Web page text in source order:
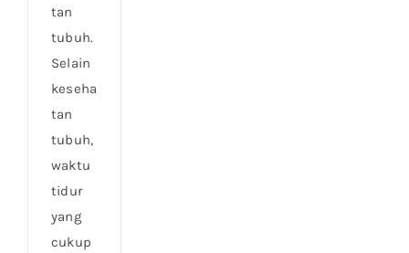
tan
tubuh.
Selain
keseha
tan
tubuh,
waktu
tidur
yang
cukup